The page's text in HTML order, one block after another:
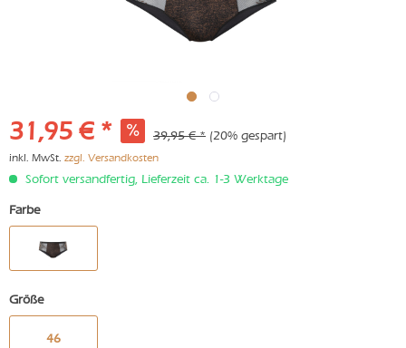
31,95 € * 39,95 € * (20% gespart)
inkl. MwSt. zzgl. Versandkosten
Sofort versandfertig, Lieferzeit ca. 1-3 Werktage
Farbe
Größe
46